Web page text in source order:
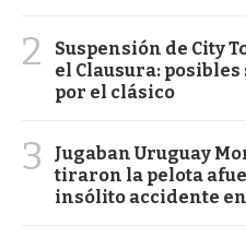
2
Suspensión de City
el Clausura:
por el clásico
3
Jugaban Uruguay
tiraron la pelota
insólito accidente